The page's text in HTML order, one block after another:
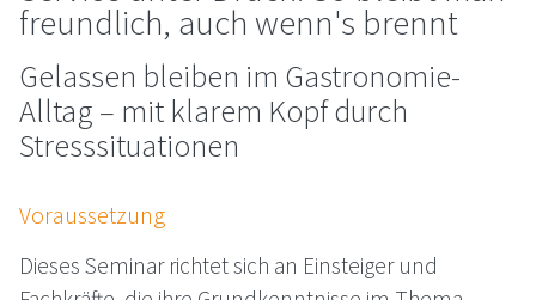
freundlich, auch wenn's brennt
Gelassen bleiben im Gastronomie-
Alltag – mit klarem Kopf durch
Stresssituationen
Voraussetzung
Dieses Seminar richtet sich an Einsteiger und